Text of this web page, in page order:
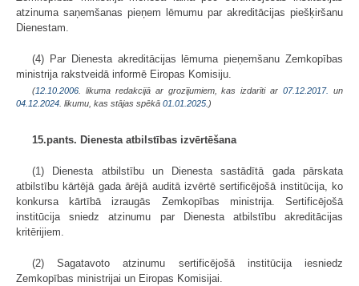
atzinuma saņemšanas pieņem lēmumu par akreditācijas piešķiršanu
Dienestam.
(4) Par Dienesta akreditācijas lēmuma pieņemšanu Zemkopības
ministrija rakstveidā informē Eiropas Komisiju.
(12.10.2006 . likuma redakcijā ar grozījumiem, kas izdarīti ar07.12.2017.
un
04.12.2024 . likumu, kas stājas spēkā 01.01.2025. )
15.pants. Dienesta atbilstības izvērtēšana
(1) Dienesta atbilstību un Dienesta sastādītā gada pārskata
atbilstību kārtējā gada ārējā auditā izvērtē sertificējošā institūcija, ko
konkursa kārtībā izraugās Zemkopības ministrija. Sertificējošā
institūcija sniedz atzinumu par Dienesta atbilstību akreditācijas
kritērijiem.
(2) Sagatavoto atzinumu sertificējošā institūcija iesniedz
Zemkopības ministrijai un Eiropas Komisijai.